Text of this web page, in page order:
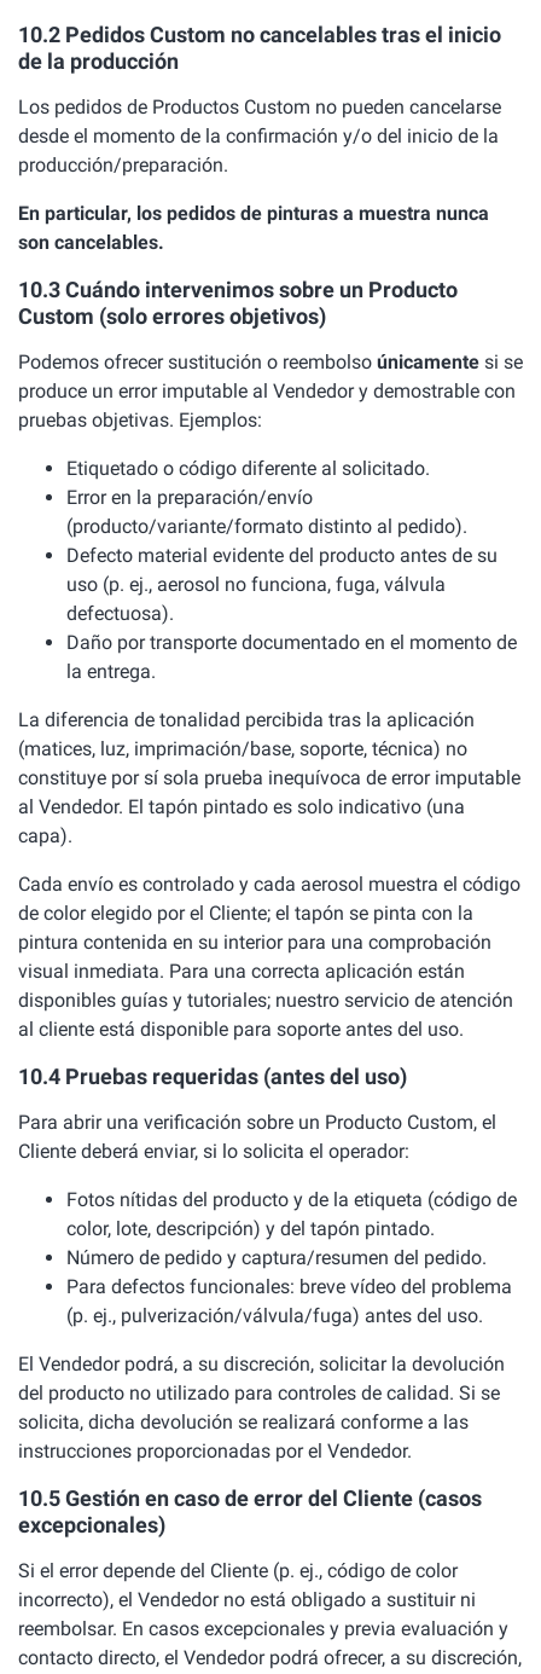
10.2 Pedidos Custom no cancelables tras el inicio
de la producción
Los pedidos de Productos Custom no pueden cancelarse
desde el momento de la confirmación y/o del inicio de la
producción/preparación.
En particular, los pedidos de pinturas a muestra nunca
son cancelables.
10.3 Cuándo intervenimos sobre un Producto
Custom (solo errores objetivos)
Podemos ofrecer sustitución o reembolso únicamente si se
produce un error imputable al Vendedor y demostrable con
pruebas objetivas. Ejemplos:
Etiquetado o código diferente al solicitado.
Error en la preparación/envío
(producto/variante/formato distinto al pedido).
Defecto material evidente del producto antes de su
uso (p. ej., aerosol no funciona, fuga, válvula
defectuosa).
Daño por transporte documentado en el momento de
la entrega.
La diferencia de tonalidad percibida tras la aplicación
(matices, luz, imprimación/base, soporte, técnica) no
constituye por sí sola prueba inequívoca de error imputable
al Vendedor. El tapón pintado es solo indicativo (una
capa).
Cada envío es controlado y cada aerosol muestra el código
de color elegido por el Cliente; el tapón se pinta con la
pintura contenida en su interior para una comprobación
visual inmediata. Para una correcta aplicación están
disponibles guías y tutoriales; nuestro servicio de atención
al cliente está disponible para soporte antes del uso.
10.4 Pruebas requeridas (antes del uso)
Para abrir una verificación sobre un Producto Custom, el
Cliente deberá enviar, si lo solicita el operador:
Fotos nítidas del producto y de la etiqueta (código de
color, lote, descripción) y del tapón pintado.
Número de pedido y captura/resumen del pedido.
Para defectos funcionales: breve vídeo del problema
(p. ej., pulverización/válvula/fuga) antes del uso.
El Vendedor podrá, a su discreción, solicitar la devolución
del producto no utilizado para controles de calidad. Si se
solicita, dicha devolución se realizará conforme a las
instrucciones proporcionadas por el Vendedor.
10.5 Gestión en caso de error del Cliente (casos
excepcionales)
Si el error depende del Cliente (p. ej., código de color
incorrecto), el Vendedor no está obligado a sustituir ni
reembolsar. En casos excepcionales y previa evaluación y
contacto directo, el Vendedor podrá ofrecer, a su discreción,